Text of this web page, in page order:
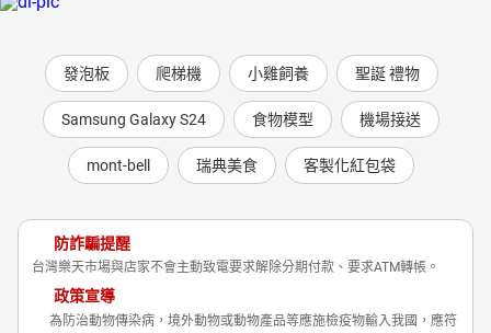
發泡板 爬梯機 小雞飼養 聖誕 禮物
Samsung Galaxy S24 食物模型 機場接送
mont-bell 瑞典美食 客製化紅包袋
防詐騙提醒
台灣樂天市場與店家不會主動致電要求解除分期付款、要求ATM轉帳。
政策宣導
為防治動物傳染病，境外動物或動物產品等應施檢疫物輸入我國，應符